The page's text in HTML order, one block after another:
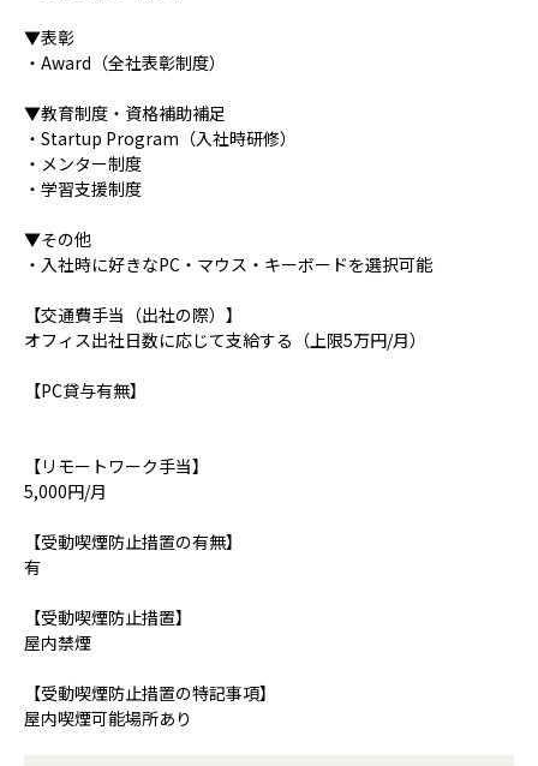
▼表彰
・Award（全社表彰制度）
▼教育制度・資格補助補足
・Startup Program（入社時研修）
・メンター制度
・学習支援制度
▼その他
・入社時に好きなPC・マウス・キーボードを選択可能
【交通費手当（出社の際）】
オフィス出社日数に応じて支給する（上限5万円/月）
【PC貸与有無】
【リモートワーク手当】
5,000円/月
【受動喫煙防止措置の有無】
有
【受動喫煙防止措置】
屋内禁煙
【受動喫煙防止措置の特記事項】
屋内喫煙可能場所あり